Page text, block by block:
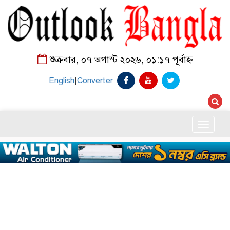
শুক্রবার, ০৭ অগাস্ট ২০২৬, ০১:১৭ পূর্বাহ্ন
English|Converter